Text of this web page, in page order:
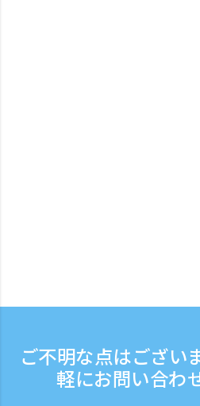
ご不明な点はござ
軽にお問い合わ